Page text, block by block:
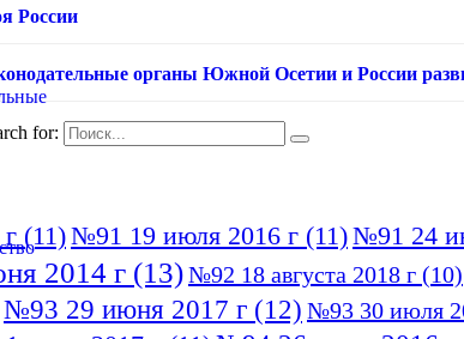
России
органы Южной Осетии и России
for:
(11)№91 19 июля 2016 г (11)№91 24
2014 г (13)№92 18 августа 2018 г (10)
№93 29 июня 2017 г (12) №93 30 июля